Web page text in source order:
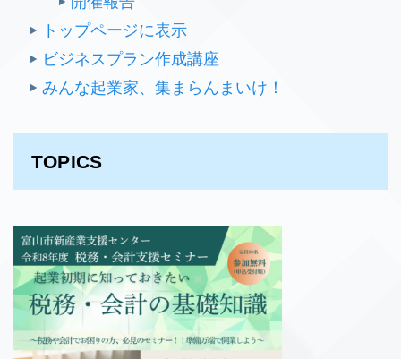
トップページに表示
ビジネスプラン作成講座
みんな起業家、集まらんまいけ！
TOPICS